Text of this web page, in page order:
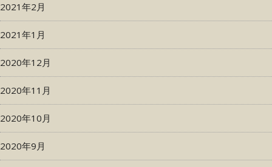
2021年2月
2021年1月
2020年12月
2020年11月
2020年10月
2020年9月